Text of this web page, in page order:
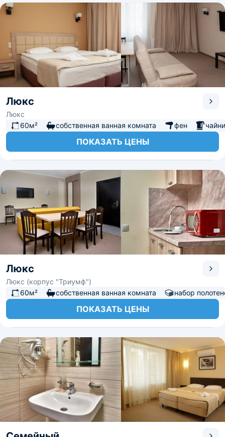
Люкс
Люкс
60м²
собственная ванная комната фен
ПОКАЗАТЬ ЦЕНЫ
Люкс
Люкс (корпус "Триумф")
60м²
собственная ванная комната набор
ПОКАЗАТЬ ЦЕНЫ